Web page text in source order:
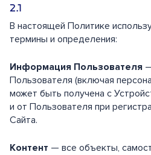
В настоящей Политике
термины и определения:
Информация Пользователя
Пользователя (включая
может быть получена с
и от Пользователя при
Сайта.
Контент — все объекты,